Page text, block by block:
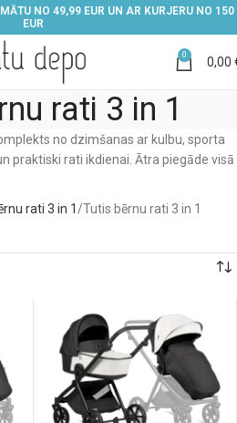
NO 49,99 EUR UN AR KURJERU NO 150
EUR
0 0,00
rati 3 in 1
no dzimšanas ar kulbu, sporta
praktiski rati ikdienai. Ātra piegāde visā
rati 3 in 1 Tutis bērnu rati 3 in 1